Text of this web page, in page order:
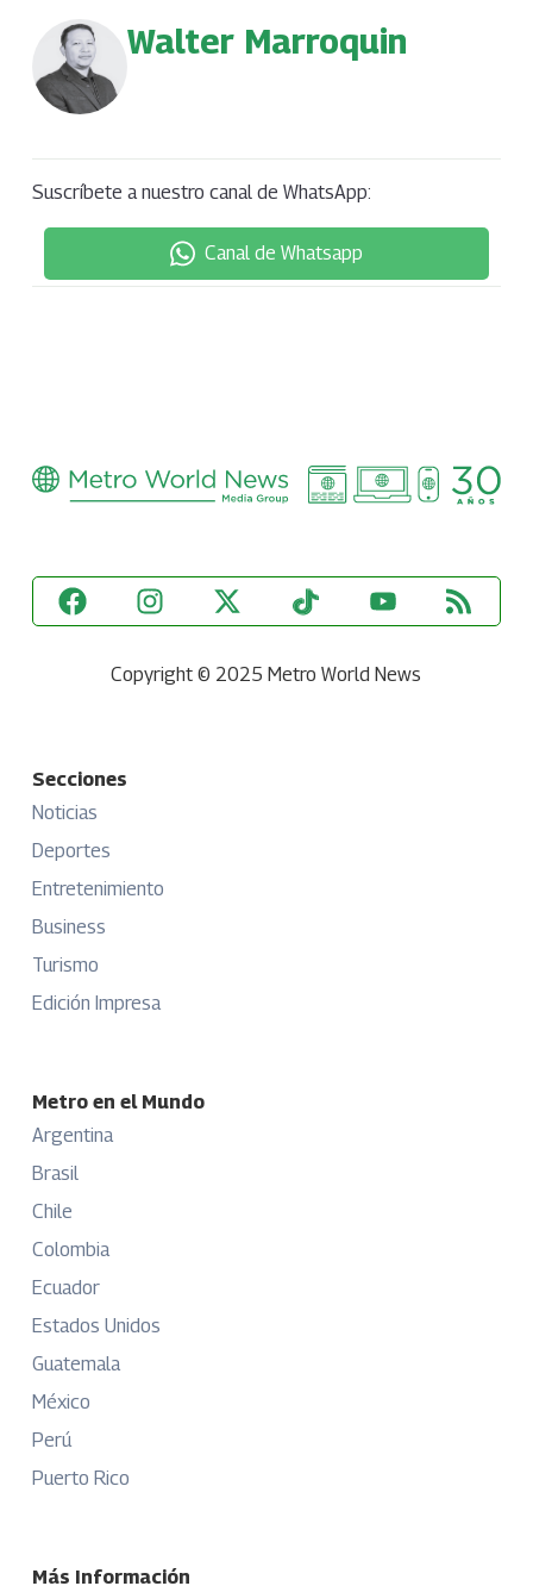
Walter Marroquin
Suscríbete a nuestro canal de WhatsApp:
Canal de Whatsapp
Copyright © 2025 Metro World News
Secciones
Noticias
Deportes
Entretenimiento
Business
Turismo
Edición Impresa
Metro en el Mundo
Argentina
Brasil
Chile
Colombia
Ecuador
Estados Unidos
Guatemala
México
Perú
Puerto Rico
Más Información